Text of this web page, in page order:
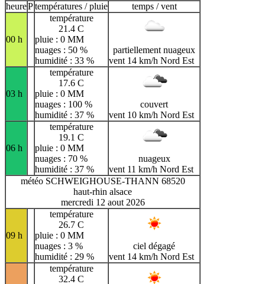
heurePtempératures / pluie temps / vent
00 h
température
21.4 C
pluie : 0 MM
nuages : 50 %
humidité : 33 %
partiellement nuageux
vent 14 km/h Nord Est
03 h
température
17.6 C
pluie : 0 MM
nuages : 100 %
humidité : 37 %
couvert
vent 10 km/h Nord Est
06 h
température
19.1 C
pluie : 0 MM
nuages : 70 %
humidité : 37 %
nuageux
vent 11 km/h Nord Est
météo SCHWEIGHOUSE-THANN 68520
haut-rhin alsace
mercredi 12 aout 2026
09 h
température
26.7 C
pluie : 0 MM
nuages : 3 %
humidité : 29 %
ciel dégagé
vent 14 km/h Nord Est
température
32.4 C